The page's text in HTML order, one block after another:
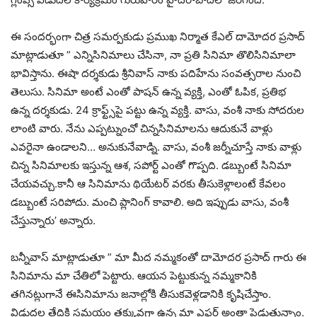
ఈ సందర్భంగా చిత్ర సమర్పకుడు ప్రముఖ నిర్మాత కేఎల్‌ దామోదర ప్రసాద్‌
మాట్లాడుతూ ” ఎన్నిసినిమాలు చేసినా, నా ప్రతి సినిమా తొలిసినిమాలా
భావిస్తాను. ఈషా దర్శకుడు శ్రీనివాస్‌ నాకు పదిహేను సంవత్సరాల నుంచి
తెలుసు. సినిమా అంటే ఎంతో పాషన్‌ ఉన్న వ్యక్తి, ఎంతో ఓపిక, ప్రతిభ
ఉన్న దర్శకుడు. 24 క్రాఫ్ట్స్‌పై పట్టు ఉన్న వ్యక్తి. వాసు, వంశీ నాకు సోదరుల
లాంటి వారు. నేను ఎప్పట్నుంచో చిన్నసినిమాలను ఆదుకునే వాళ్లు
ఎవరైనా ఉండాలని… అనుకునేవాడ్ని. వాసు, వంశీ జర్నీచూస్తే నాకు వాళ్లు
చిన్న సినిమాలకు ఇస్తున్న ఆశ, సపోర్ట్‌ ఎంతో గొప్పది. డబ్బుంటే సినిమా
చేయవచ్చు.కానీ ఆ సినిమాను థియేటర్‌ వరకు తీసుకెళ్లాలంటే కేవలం
డబ్బుంటే సరిపోదు. మంచి ప్లానింగ్‌ కావాలి. అది ఇప్పుడు వాసు, వంశీ
చేస్తున్నారు’ అన్నారు.
బన్నీవాస్‌ మాట్లాడుతూ ” మా మీద నమ్మకంతో దామోదర ప్రసాద్‌ గారు ఈ
సినిమాను మా చేతిలో పెట్టారు. ఆయన పెట్టుకున్న నమ్మకానికి
తగినట్లుగానే ఈసినిమాను జనాల్లోకి తీసుకవెళ్లడానికి కృషిచేస్తాం.
విడుదల తేదికి సమయం తక్కువగా ఉన్న మా ఎఫర్ట్‌ అంతా పెడుతున్నాం.